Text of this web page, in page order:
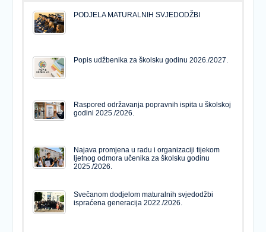
PODJELA MATURALNIH SVJEDODŽBI
Popis udžbenika za školsku godinu 2026./2027.
Raspored održavanja popravnih ispita u školskoj
godini 2025./2026.
Najava promjena u radu i organizaciji tijekom
ljetnog odmora učenika za školsku godinu
2025./2026.
Svečanom dodjelom maturalnih svjedodžbi
ispraćena generacija 2022./2026.